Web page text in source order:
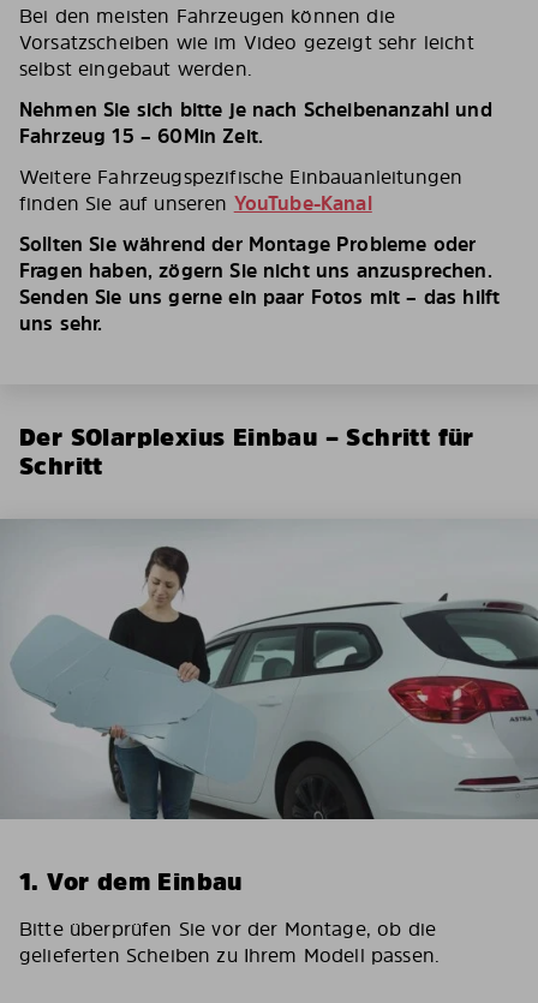
Bei den meisten Fahrzeugen können die
Vorsatzscheiben wie im Video gezeigt sehr leicht
selbst eingebaut werden.
Nehmen Sie sich bitte je nach Scheibenanzahl und
Fahrzeug 15 – 60Min Zeit.
Weitere Fahrzeugspezifische Einbauanleitungen
finden Sie auf unseren YouTube-Kanal
Sollten Sie während der Montage Probleme oder
Fragen haben, zögern Sie nicht uns anzusprechen.
Senden Sie uns gerne ein paar Fotos mit – das hilft
uns sehr.
Der SOlarplexius Einbau – Schritt für
Schritt
1. Vor dem Einbau
Bitte überprüfen Sie vor der Montage, ob die
gelieferten Scheiben zu Ihrem Modell passen.